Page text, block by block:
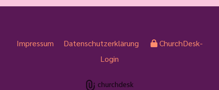
Impressum Datenschutzerklärung
ChurchDesk-
Login